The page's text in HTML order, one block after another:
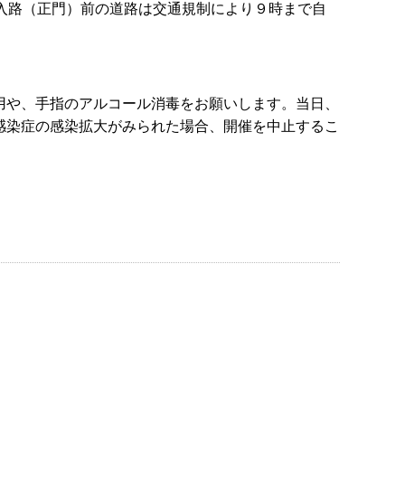
（正門）前の道路は交通規制により９時まで自
、手指のアルコール消毒をお願いします。当日、
症の感染拡大がみられた場合、開催を中止するこ